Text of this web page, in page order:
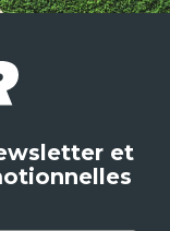
et